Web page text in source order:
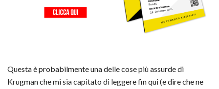
Questa è probabilmente una delle cose più assurde di
Krugman che mi sia capitato di leggere fin qui (e dire che ne